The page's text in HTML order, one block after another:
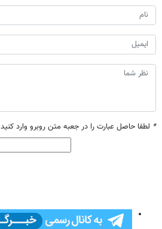
* لطفا حاصل عبارت را در جعبه متن روبرو وارد کنید